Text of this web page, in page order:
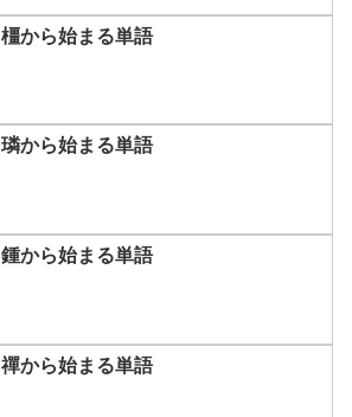
橿から始まる単語
璘から始まる単語
鍾から始まる単語
禪から始まる単語